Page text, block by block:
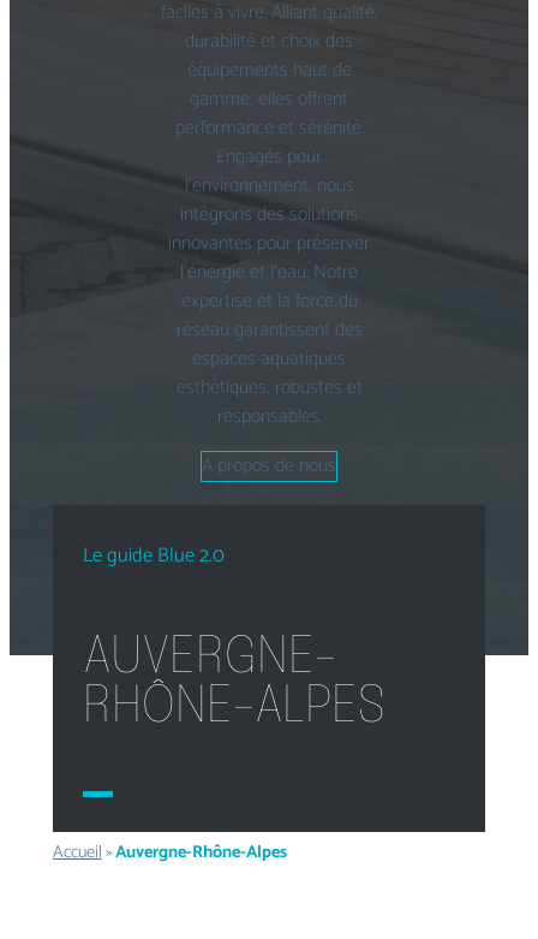
faciles à vivre. Alliant qualité,
durabilité et choix des
équipements haut de
gamme, elles offrent
performance et sérénité.
Engagés pour
l’environnement, nous
intégrons des solutions
innovantes pour préserver
l’énergie et l’eau. Notre
expertise et la force du
réseau garantissent des
espaces aquatiques
esthétiques, robustes et
responsables.
A propos de nous
Le guide Blue 2.0
AUVERGNE-
RHÔNE-ALPES
Accueil»Auvergne-Rhône-Alpes